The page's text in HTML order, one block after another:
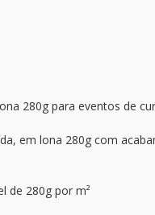
280g para eventos de
em lona 280g com
de 280g por m²